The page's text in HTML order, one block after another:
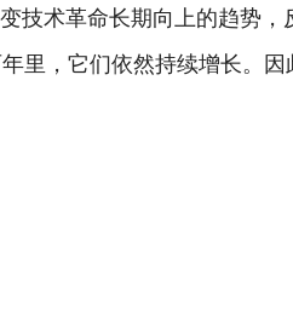
技术革命长期向上的趋势，
里，它们依然持续增长。因